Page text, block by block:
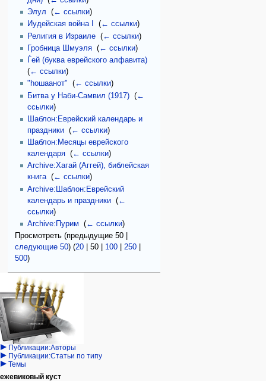
Элул
(← ссылки)
Иудейская война I
(← ссылки)
Религия в Израиле‎ (← ссылки)
Гробница Шмуэля‎ (← ссылки)
Ѓей (буква еврейского алфавита)‎
(← ссылки)
"hошаанот"
(← ссылки)
Битва у Наби-Самвил (1917)‎ (←
ссылки)
Шаблон:Еврейский календарь и
праздники‎ (← ссылки)
Шаблон:Месяцы еврейского
календаря‎ (← ссылки)
Archive:Хагай (Аггей), библейская
книга‎ (← ссылки)
Archive:Шаблон:Еврейский
календарь и праздники‎ (←
ссылки)
Archive:Пурим
(← ссылки)
Просмотреть (предыдущие 50
следующие 50) (20 |50 100 |250
500)
Навигация
персональные инструменты
войти
запрос
учётной
записи
категории
Израиль:Страна и
государство
Иудаизм
Народ
Проекты
Проекты/Участники/
дополнения
Публикации:Авторы
Публикации:Статьи по типу
Темы
ежевиковый куст